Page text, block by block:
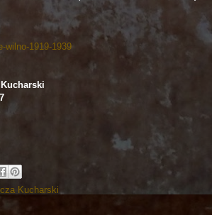
wilno-1919-1939
Kucharski